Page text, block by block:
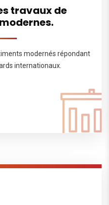
travaux de
modernés répondant
internationaux.